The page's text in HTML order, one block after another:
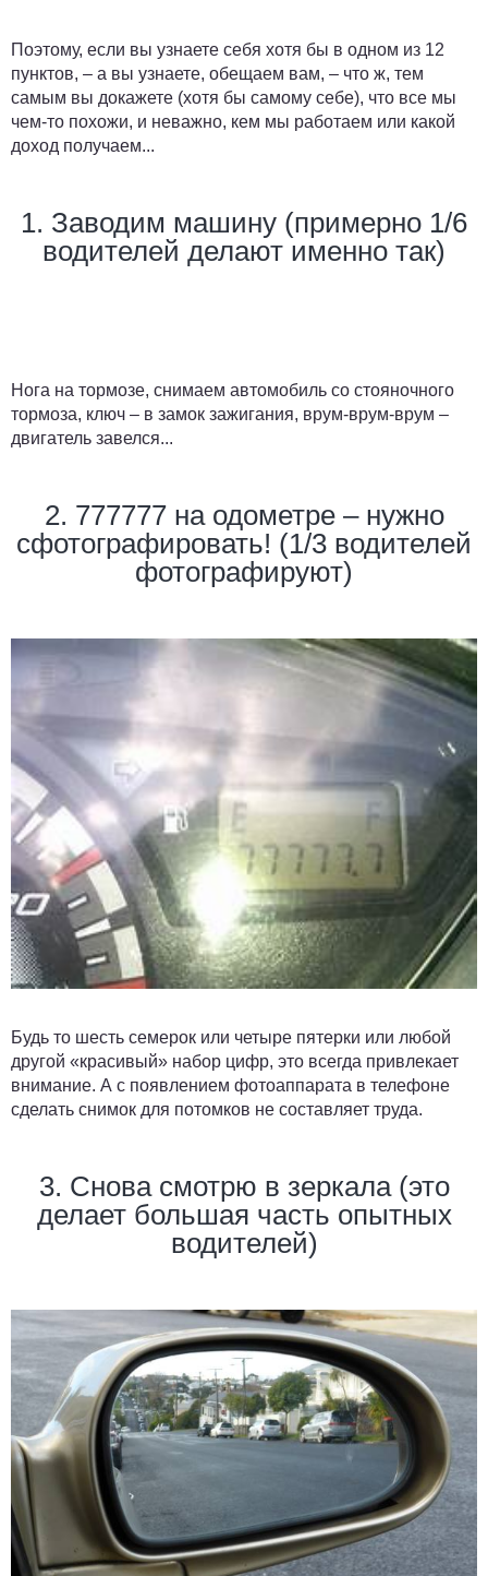
Поэтому, если вы узнаете себя хотя бы в одном из 12
пунктов, – а вы узнаете, обещаем вам, – что ж, тем
самым вы докажете (хотя бы самому себе), что все мы
чем-то похожи, и неважно, кем мы работаем или какой
доход получаем...
1. Заводим машину (примерно 1/6
водителей делают именно так)
Нога на тормозе, снимаем автомобиль со стояночного
тормоза, ключ – в замок зажигания, врум-врум-врум –
двигатель завелся...
2. 777777 на одометре – нужно
сфотографировать! (1/3 водителей
фотографируют)
Будь то шесть семерок или четыре пятерки или любой
другой «красивый» набор цифр, это всегда привлекает
внимание. А с появлением фотоаппарата в телефоне
сделать снимок для потомков не составляет труда.
3. Снова смотрю в зеркала (это
делает большая часть опытных
водителей)